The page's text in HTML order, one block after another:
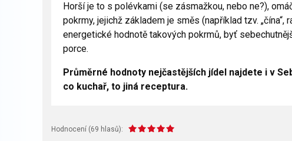
Horší je to s polévkami (se zásmažkou, nebo ne?),
pokrmy, jejichž základem je směs (například tzv.
energetické hodnotě takových pokrmů, byť
porce.
Průměrné hodnoty nejčastějších jídel najdete i v
co kuchař, to jiná receptura.
Hodnocení (69 hlasů):